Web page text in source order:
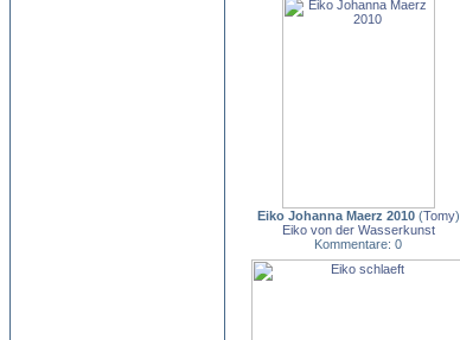
Eiko Johanna Maerz 2010(Tomy)
Eiko von der Wasserkunst
Kommentare: 0